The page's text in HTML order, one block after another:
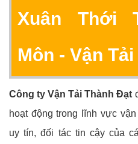
Xuân Thới
Môn - Vận
Công ty Vận Tải Thành Đạt
hoạt động trong lĩnh vực
uy tín, đối tác tin cậy của